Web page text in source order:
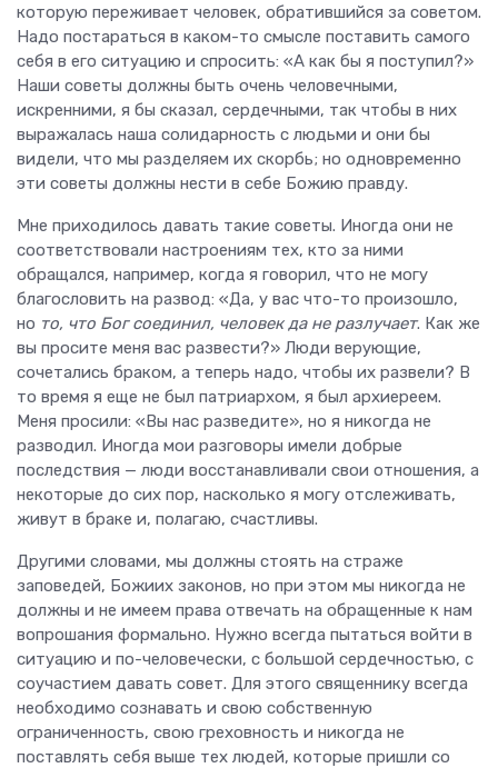
которую переживает человек, обратившийся за советом.
Надо постараться в каком-то смысле поставить самого
себя в его ситуацию и спросить: «А как бы я поступил?»
Наши советы должны быть очень человечными,
искренними, я бы сказал, сердечными, так чтобы в них
выражалась наша солидарность с людьми и они бы
видели, что мы разделяем их скорбь; но одновременно
эти советы должны нести в себе Божию правду.
Мне приходилось давать такие советы. Иногда они не
соответствовали настроениям тех, кто за ними
обращался, например, когда я говорил, что не могу
благословить на развод: «Да, у вас что-то произошло,
но то, что Бог соединил, человек да не разлучает. Как же
вы просите меня вас развести?» Люди верующие,
сочетались браком, а теперь надо, чтобы их развели? В
то время я еще не был патриархом, я был архиереем.
Меня просили: «Вы нас разведите», но я никогда не
разводил. Иногда мои разговоры имели добрые
последствия — люди восстанавливали свои отношения, а
некоторые до сих пор, насколько я могу отслеживать,
живут в браке и, полагаю, счастливы.
Другими словами, мы должны стоять на страже
заповедей, Божиих законов, но при этом мы никогда не
должны и не имеем права отвечать на обращенные к нам
вопрошания формально. Нужно всегда пытаться войти в
ситуацию и по-человечески, с большой сердечностью, с
соучастием давать совет. Для этого священнику всегда
необходимо сознавать и свою собственную
ограниченность, свою греховность и никогда не
поставлять себя выше тех людей, которые пришли со